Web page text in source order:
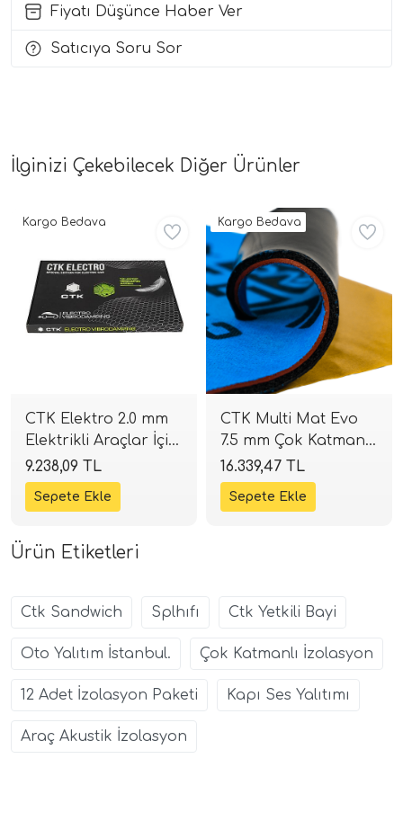
Fiyatı Düşünce Haber Ver
Satıcıya Soru Sor
İlginizi Çekebilecek Diğer Ürünler
CTK Elektro 2.0 mm
Elektrikli Araçlar İçin
Hafif İzolasyon | 16
Adet (2.96 m²) |
SPLHIFI
9.238,09 TL
Kargo Bedava
CTK Multi Mat Evo
7.5 mm Çok Katmanlı
İzolasyon | 8 Adet
(1.48 m²) | SPLHIFI
16.339,47 TL
Kargo Bedava
Ürün Etiketleri
Ctk Sandwich Splhıfı Ctk Yetkili Bayi
Oto Yalıtım İstanbul. Çok Katmanlı İzolasyon
12 Adet İzolasyon Paketi Kapı Ses Yalıtımı
Araç Akustik İzolasyon